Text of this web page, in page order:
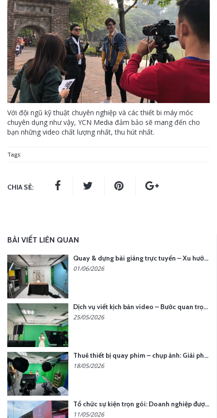
Với đội ngũ kỹ thuật chuyên nghiệp và các thiết bi máy móc
chuyên dụng như vậy, YCN Media đảm bảo sẽ mang đến cho
bạn những video chất lượng nhất, thu hút nhất.
Tags:
CHIA SẺ:
BÀI VIẾT LIÊN QUAN
Quay & dựng bài giảng trực tuyến – Xu hướng đào tạo thời đại số
01/06/2026
Dịch vụ viết kịch bản video – Bước quan trọng quyết định thành công nội dung
25/05/2026
Thuê thiết bị quay phim – chụp ảnh: Giải pháp tối ưu chi phí cho doanh nghiệp
18/05/2026
Tổ chức sự kiện trọn gói: Doanh nghiệp được gì khi chọn đơn vị chuyên nghiệp?
11/05/2026